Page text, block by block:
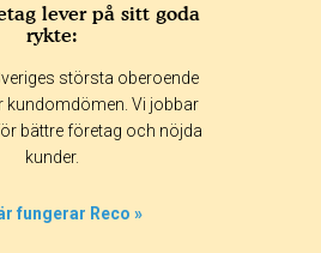
lever på sitt goda
rykte:
största oberoende
kundomdömen. Vi jobbar
bättre företag och nöjda
kunder.
fungerar Reco »